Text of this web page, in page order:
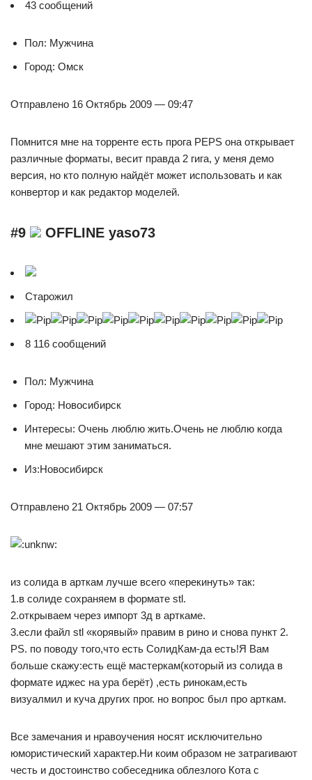
43 сообщений
Пол: Мужчина
Город: Омск
Отправлено 16 Октябрь 2009 — 09:47
Помнится мне на торренте есть прога PEPS она открывает
различные форматы, весит правда 2 гига, у меня демо
версия, но кто полную найдёт может использовать и как
конвертор и как редактор моделей.
#9 OFFLINE yaso73
Cтарожил
8 116 сообщений
Пол: Мужчина
Город: Новосибирск
Интересы: Очень люблю жить.Очень не люблю когда
мне мешают этим заниматься.
Из:Новосибирск
Отправлено 21 Октябрь 2009 — 07:57
из солида в арткам лучше всего «перекинуть» так:
1.в солиде сохраняем в формате stl.
2.открываем через импорт 3д в арткаме.
3.если файл stl «корявый» правим в рино и снова пункт 2.
PS. по поводу того,что есть СолидКам-да есть!Я Вам
больше скажу:есть ещё мастеркам(который из солида в
формате иджес на ура берёт) ,есть ринокам,есть
визуалмил и куча других прог. но вопрос был про арткам.
Все замечания и нравоучения носят исключительно
юмористический характер.Ни коим образом не затрагивают
честь и достоинство собеседника облезлого Кота с